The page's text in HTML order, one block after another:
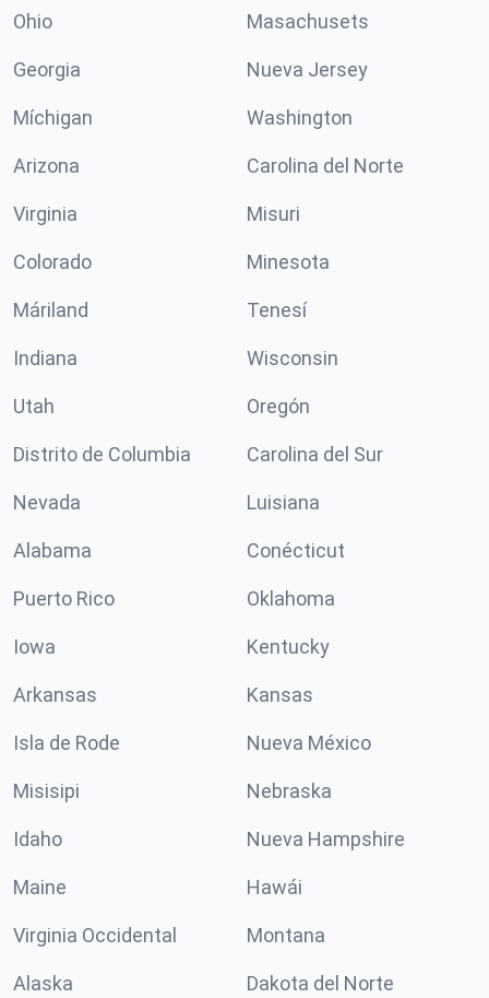
Ohio Masachusets
Georgia Nueva Jersey
Míchigan Washington
Arizona Carolina del Norte
Virginia Misuri
Colorado Minesota
Máriland Tenesí
Indiana Wisconsin
Utah Oregón
Distrito de Columbia Carolina del Sur
Nevada Luisiana
Alabama Conécticut
Puerto Rico Oklahoma
Iowa Kentucky
Arkansas Kansas
Isla de Rode Nueva México
Misisipi Nebraska
Idaho Nueva Hampshire
Maine Hawái
Virginia Occidental Montana
Alaska Dakota del Norte